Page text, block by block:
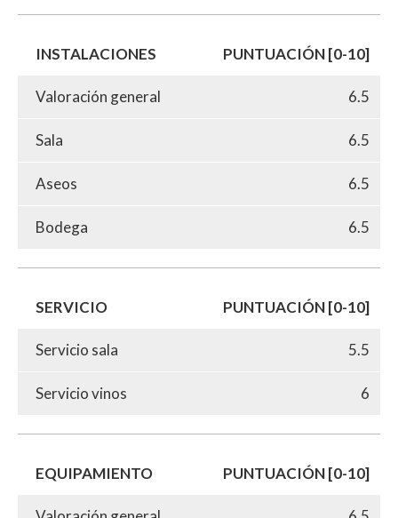
INSTALACIONES PUNTUACIÓN [0-10]
Valoración general 6.5
Sala 6.5
Aseos 6.5
Bodega 6.5
SERVICIO PUNTUACIÓN [0-10]
Servicio sala 5.5
Servicio vinos 6
EQUIPAMIENTO PUNTUACIÓN [0-10]